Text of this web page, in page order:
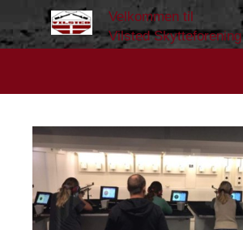
Velkommen til
Vilsted Skytteforening